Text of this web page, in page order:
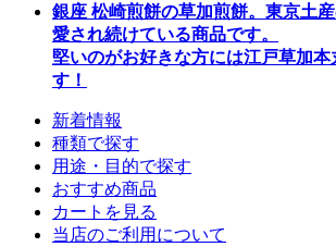
銀座 松崎煎餅の草加煎餅。東京土
愛され続けている商品です。
堅いのがお好きな方には江戸草加
す！
新着情報
種類で探す
用途・目的で探す
おすすめ商品
カートを見る
当店のご利用について